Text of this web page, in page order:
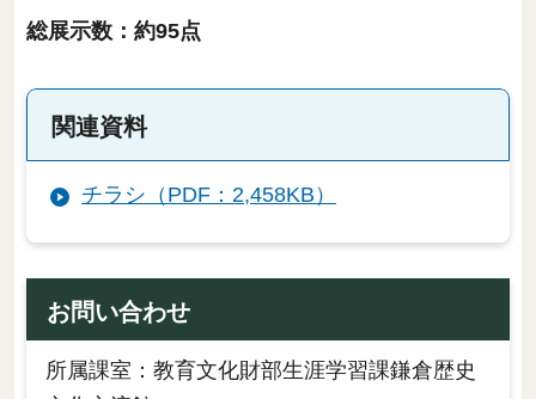
総展示数：約95点
関連資料
チラシ（PDF：2,458KB）
お問い合わせ
所属課室：教育文化財部生涯学習課鎌倉歴史